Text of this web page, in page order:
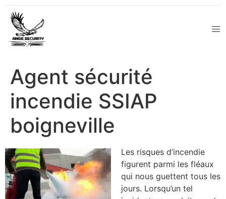
Agent sécurité
incendie SSIAP
boigneville
Les risques d’incendie
figurent parmi les fléaux
qui nous guettent tous les
jours. Lorsqu’un tel